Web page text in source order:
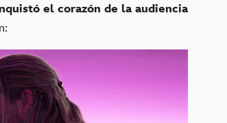
el corazón de la audiencia